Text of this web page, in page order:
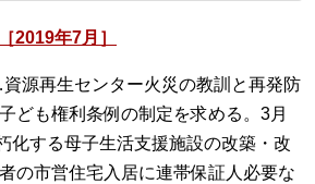
2019年7月］
源再生センター火災の教訓と再発防
ども権利条例の制定を求める。3月
する母子生活支援施設の改築・改
の市営住宅入居に連帯保証人必要な